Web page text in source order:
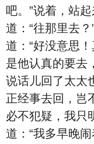
吧。”说着，站
道：“往那里去
道：“好没意思
是他认真的要去
说话儿回了太太
正经事去回，岂
必不犯疑，我只
道：“我多早晚